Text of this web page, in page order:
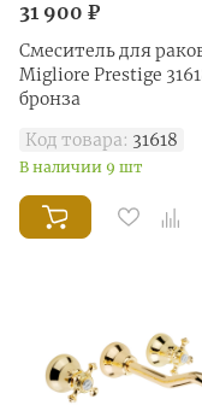
31 900 ₽
Смеситель для
Migliore Prestige
бронза
Код товара: 31618
В наличии 9 шт